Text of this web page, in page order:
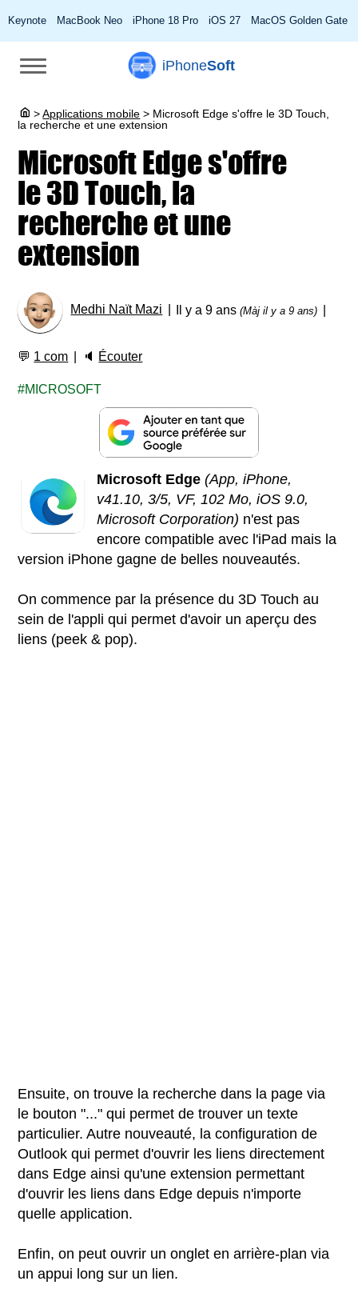
Keynote MacBook Neo iPhone 18 Pro iOS 27 MacOS Golden Gate
iPhoneSoft
> Applications mobile > Microsoft Edge s'offre le 3D Touch,
la recherche et une extension
Microsoft Edge s'offre
le 3D Touch, la
recherche et une
extension
Medhi Naït Mazi Il y a 9 ans(Màj il y a 9 ans)
💬 1 com 🔈 Écouter
MICROSOFT
Microsoft Edge (App, iPhone,
v41.10, 3/5, VF, 102 Mo, iOS 9.0,
Microsoft Corporation) n'est pas
encore compatible avec l'iPad mais la
version iPhone gagne de belles nouveautés.
On commence par la présence du 3D Touch au
sein de l'appli qui permet d'avoir un aperçu des
liens (peek & pop).
Ensuite, on trouve la recherche dans la page via
le bouton "..." qui permet de trouver un texte
particulier. Autre nouveauté, la configuration de
Outlook qui permet d'ouvrir les liens directement
dans Edge ainsi qu'une extension permettant
d'ouvrir les liens dans Edge depuis n'importe
quelle application.
Enfin, on peut ouvrir un onglet en arrière-plan via
un appui long sur un lien.